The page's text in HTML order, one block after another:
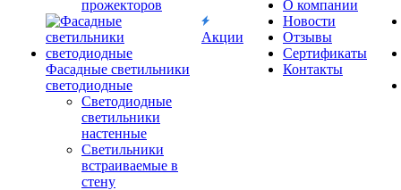
прожекторов
Фасадные светильники
светодиодные
Светодиодные
светильники
настенные
Светильники
встраиваемые в
стену
Акции
О компании
Новости
Отзывы
Сертификаты
Контакты